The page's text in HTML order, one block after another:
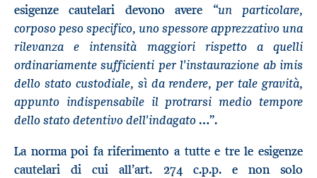
esigenze cautelari devono avere “un particolare,
corposo peso specifico, uno spessore apprezzativo una
rilevanza e intensità maggiori rispetto a quelli
ordinariamente sufficienti per l'instaurazione ab imis
dello stato custodiale, sì da rendere, per tale gravità,
appunto indispensabile il protrarsi medio tempore
dello stato detentivo dell'indagato …”.
La norma poi fa riferimento a tutte e tre le esigenze
cautelari di cui all’art. 274 c.p.p. e non solo